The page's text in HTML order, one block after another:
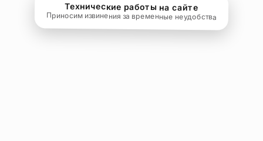
Технические работы на сайте
Приносим извинения за временные неудобства